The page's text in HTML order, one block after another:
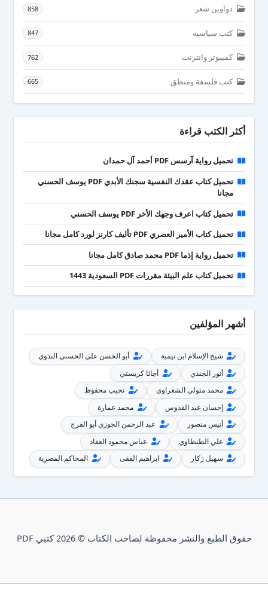
دواوين شعر 858
كتب سياسية 847
كمبيوتر وانترنت 762
كتب فلسفة ومنطق 665
أكثر الكتب قراءة
تحميل رواية آرسس PDF أحمد آل حمدان
تحميل كتاب عقدك النفسية سجنك الأبدي PDF يوسف الحسني
مجانا
تحميل كتاب اعرف وجهك الأخر PDF يوسف الحسني
تحميل كتاب الأمير العصري PDF تأليف كارنز لورد كامل مجانا
تحميل رواية إذما PDF محمد صادق كامل مجانا
تحميل كتاب علم البيئة مقررات PDF السعودية 1443
أشهر المؤلفين
شيخ الإسلام ابن تيمية
أبو الحسن علي الحسني الندوي
أنور الجندي
أجاثا كريستي
محمد متولي الشعراوي
نجيب محفوظ
إحسان عبد القدوس
محمد عمارة
أنيس منصور
عبد الرحمن الجوزي أبو الفرج
علي الطنطاوي
عباس محمود العقاد
سهيل زكار
ابراهيم الفقى المحاكم المصرية
حقوق الطبع والنشر محفوظة لصاحب الكتاب © 2026 كتبي PDF